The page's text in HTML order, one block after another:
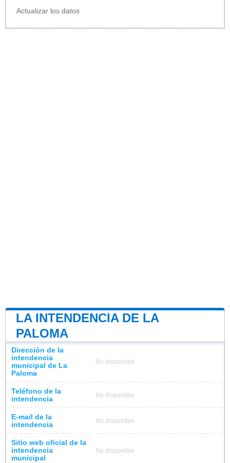
Actualizar los datos
LA INTENDENCIA DE LA
PALOMA
Dirección de la
intendencia
municipal de La
Paloma
No disponible
Teléfono de la
intendencia
No disponible
E-mail de la
intendencia
No disponible
Sitio web oficial de la
intendencia
municipal
No disponible